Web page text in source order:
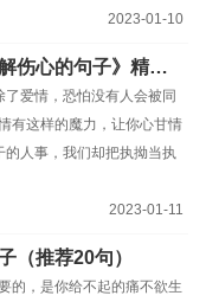
2023-01-10
《公婆打骂老公不理解伤心的句子》精选25条
爱情，恐怕没有人会被同
有这样的魔力，让你心甘情
人事，我们却把执拗当执
2023-01-11
（推荐20句）
的，是你给不起的痛不欲生